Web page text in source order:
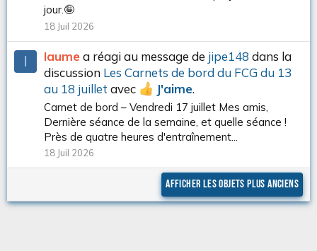
jour.🤪
18 Juil 2026
I Iaumea réagi au message de jipe148 dans la
discussion Les Carnets de bord du FCG du 13
au 18 juillet avec J'aime.
Carnet de bord – Vendredi 17 juillet Mes amis,
Dernière séance de la semaine, et quelle séance !
Près de quatre heures d'entraînement...
18 Juil 2026
Afficher les objets plus anciens